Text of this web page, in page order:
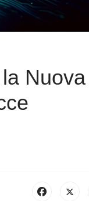
Nuova